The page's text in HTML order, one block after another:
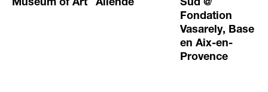
Museum of Art
Allende
Sud @
Fondation
Vasarely, Base
en Aix-en-
Provence